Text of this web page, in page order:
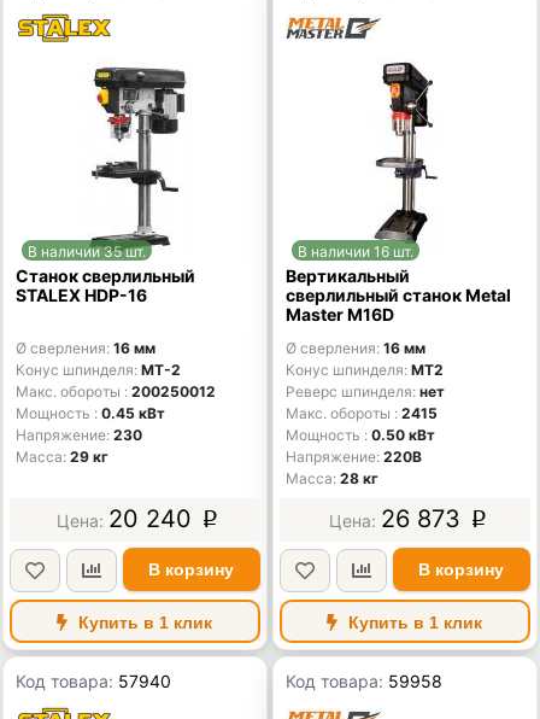
В наличии 35 шт.
Станок сверлильный
STALEX HDP-16
Ø сверления 16 мм
Конус шпинделя MT-2
Макс. обороты
200250012
Мощность
0.45 кВт
Напряжение 230
Масса 29 кг
20 240 p
В корзину
Купить в 1 клик
В наличии 16 шт.
Вертикальный
сверлильный станок Metal
Master M16D
Ø сверления 16 мм
Конус шпинделя MT2
Реверс шпинделя нет
Макс. обороты
2415
Мощность
0.50 кВт
Напряжение 220В
Масса 28 кг
26 873 p
В корзину
Купить в 1 клик
Код товара: 57940 Код товара: 59958